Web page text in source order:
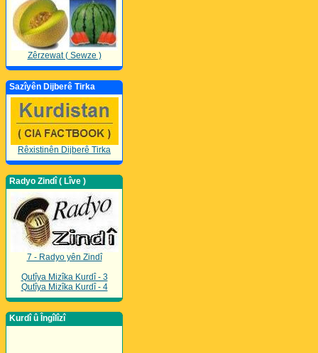
Zêrzewat ( Sewze )
Sazîyên Dijberê Tirka
Rêxistinên Dijberê Tirka
Radyo Zindî ( Lîve )
7 - Radyo yên Zindî
Qutîya Mizîka Kurdî - 3
Qutîya Mizîka Kurdî - 4
Kurdî û Îngîlîzî